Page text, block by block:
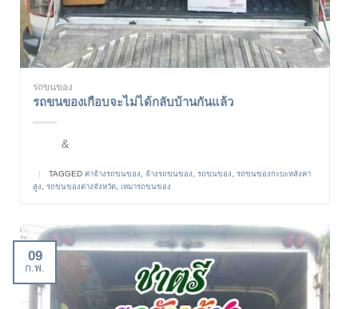
รถขนของ
รถขนของเกือบจะไม่ได้กลับบ้านกันแล้ว
&
| TAGGED ค่าจ้างรถขนของ จ้างรถขนของ รถขนของ
รถขนของกะบะหลังคา
สูง
รถขนของต่างจังหวัด เหมารถขนของ
09
ก.พ.